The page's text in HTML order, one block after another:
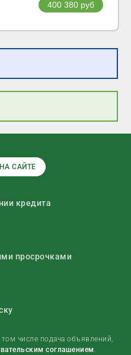
400 380руб
САЙТЕ
кредита
просрочками
числе подача объявлений,
соглашением.